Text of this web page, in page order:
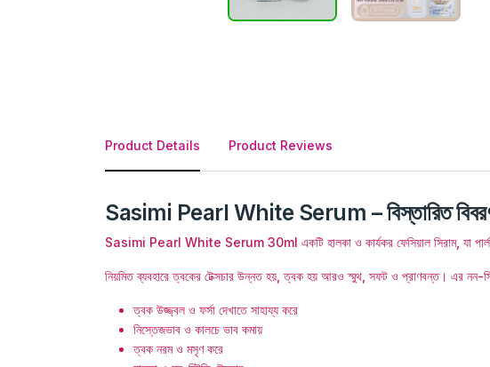
Product Details Product Reviews
Sasimi Pearl White Serum – বিস্তারিত
Sasimi Pearl White Serum 30ml একটি হালকা ও কার্যকর ফেসিয়াল সিরাম, যা পার্ল
নিয়মিত ব্যবহারে ত্বকের টেক্সচার উন্নত হয়, ত্বক হয় আরও স্মুথ, সফট ও প্রাণবন্ত। এর নন-
ত্বক উজ্জ্বল ও ফর্সা দেখাতে সাহায্য করে
নিস্তেজভাব ও কালচে ভাব কমায়
ত্বক নরম ও মসৃণ করে